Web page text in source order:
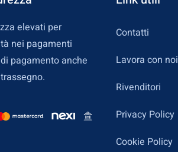
elevati per
nei pagamenti
pagamento anche
Contatti
Lavora con noi
Rivenditori
Privacy Policy
Cookie Policy